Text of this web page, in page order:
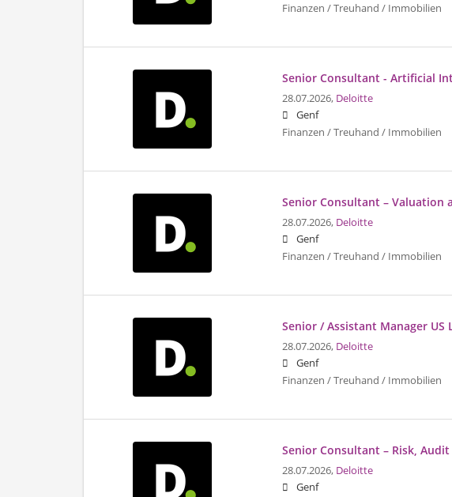
Finanzen / Treuhand / Immobilien
Senior Consultant - Artificial
28.07.2026, Deloitte
Genf
Finanzen / Treuhand / Immobilien
Senior Consultant – Valuation
28.07.2026, Deloitte
Genf
Finanzen / Treuhand / Immobilien
Senior / Assistant Manager US
28.07.2026, Deloitte
Genf
Finanzen / Treuhand / Immobilien
Senior Consultant – Risk,
28.07.2026, Deloitte
Genf